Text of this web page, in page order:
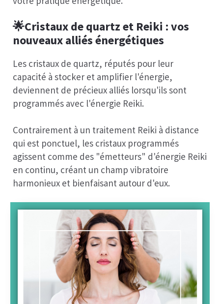
🌟Cristaux de quartz et Reiki : vos
nouveaux alliés énergétiques
Les cristaux de quartz, réputés pour leur
capacité à stocker et amplifier l'énergie,
deviennent de précieux alliés lorsqu'ils sont
programmés avec l'énergie Reiki.
Contrairement à un traitement Reiki à distance
qui est ponctuel, les cristaux programmés
agissent comme des "émetteurs" d'énergie Reiki
en continu, créant un champ vibratoire
harmonieux et bienfaisant autour d'eux.